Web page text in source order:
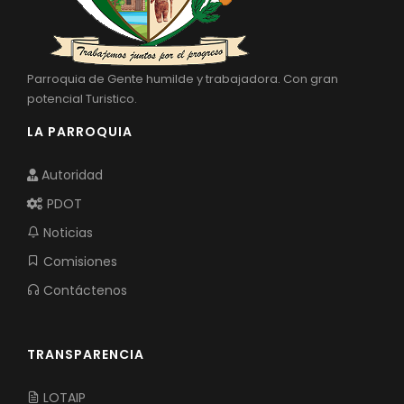
Parroquia de Gente humilde y trabajadora. Con gran
potencial Turistico.
LA PARROQUIA
Autoridad
PDOT
Noticias
Comisiones
Contáctenos
TRANSPARENCIA
LOTAIP